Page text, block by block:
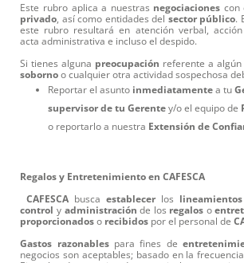
Este rubro aplica a nuestras negociaciones con
privado , así como entidades del sector público.
este rubro resultará en atención verbal, acción
acta administrativa e incluso el despido.
Si tienes alguna preocupación referente a algún
soborno o cualquier otra actividad sospechosa
Reportar el asunto inmediatamente a tu
supervisor de tu Gerente y/o el equipo de
o reportarlo a nuestra Extensión de
Regalos y Entretenimiento en CAFESCA
CAFESCAbusca establecerlos lineamientos
control y administración de los regalos o
proporcionados o recibidos por el personal de
Gastos razonablespara fines de
negocios son aceptables; basado en la